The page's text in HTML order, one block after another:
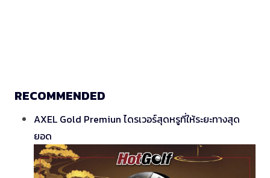
RECOMMENDED
AXEL Gold Premiun ไดรเวอร์สุดหรูที่ให้ระยะทางสุด
ยอด